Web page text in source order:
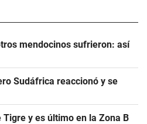
mendocinos sufrieron: así
Sudáfrica reaccionó y se
y es último en la Zona B